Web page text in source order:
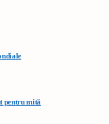
pentru mită